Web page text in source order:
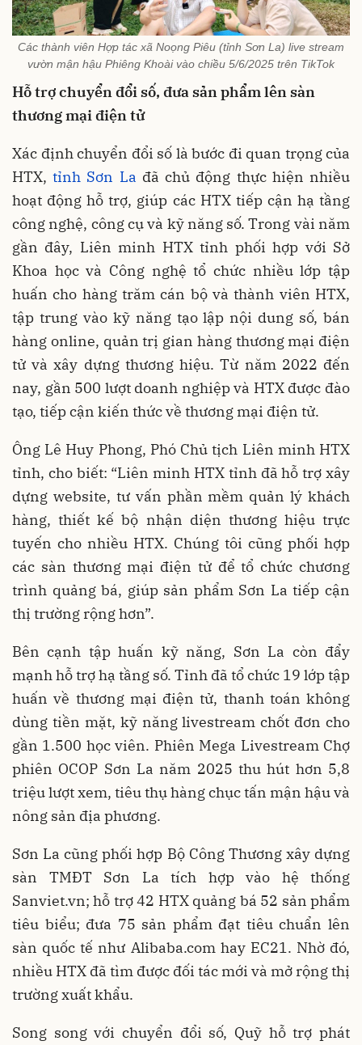
Các thành viên Hợp tác xã Noọng Piêu (tỉnh Sơn La) live stream
vườn mận hậu Phiêng Khoài vào chiều 5/6/2025 trên TikTok
Hỗ trợ chuyển đổi số, đưa sản phẩm lên sàn
thương mại điện tử
Xác định chuyển đổi số là bước đi quan trọng của
HTX,tỉnh Sơn La đã chủ động thực hiện nhiều
hoạt động hỗ trợ, giúp các HTX tiếp cận hạ tầng
công nghệ, công cụ và kỹ năng số. Trong vài năm
gần đây, Liên minh HTX tỉnh phối hợp với Sở
Khoa học và Công nghệ tổ chức nhiều lớp tập
huấn cho hàng trăm cán bộ và thành viên HTX,
tập trung vào kỹ năng tạo lập nội dung số, bán
hàng online, quản trị gian hàng thương mại điện
tử và xây dựng thương hiệu. Từ năm 2022 đến
nay, gần 500 lượt doanh nghiệp và HTX được đào
tạo, tiếp cận kiến thức về thương mại điện tử.
Ông Lê Huy Phong, Phó Chủ tịch Liên minh HTX
tỉnh, cho biết: “Liên minh HTX tỉnh đã hỗ trợ xây
dựng website, tư vấn phần mềm quản lý khách
hàng, thiết kế bộ nhận diện thương hiệu trực
tuyến cho nhiều HTX. Chúng tôi cũng phối hợp
các sàn thương mại điện tử để tổ chức chương
trình quảng bá, giúp sản phẩm Sơn La tiếp cận
thị trường rộng hơn”.
Bên cạnh tập huấn kỹ năng, Sơn La còn đẩy
mạnh hỗ trợ hạ tầng số. Tỉnh đã tổ chức 19 lớp tập
huấn về thương mại điện tử, thanh toán không
dùng tiền mặt, kỹ năng livestream chốt đơn cho
gần 1.500 học viên. Phiên Mega Livestream Chợ
phiên OCOP Sơn La năm 2025 thu hút hơn 5,8
triệu lượt xem, tiêu thụ hàng chục tấn mận hậu và
nông sản địa phương.
Sơn La cũng phối hợp Bộ Công Thương xây dựng
sàn TMĐT Sơn La tích hợp vào hệ thống
Sanviet.vn; hỗ trợ 42 HTX quảng bá 52 sản phẩm
tiêu biểu; đưa 75 sản phẩm đạt tiêu chuẩn lên
sàn quốc tế như Alibaba.com hay EC21. Nhờ đó,
nhiều HTX đã tìm được đối tác mới và mở rộng thị
trường xuất khẩu.
Song song với chuyển đổi số, Quỹ hỗ trợ phát